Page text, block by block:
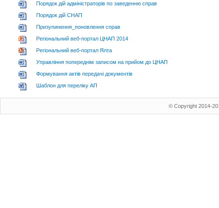
Порядок дій адміністраторів по заведенню справ
Порядок дій СНАП
Призупинення_поновлення справ
Регіональний веб-портал ЦНАП 2014
Регіональний веб-портал Ялта
Управління попереднім записом на прийом до ЦНАП
Формування актів передачі документів
Шаблон для переліку АП
© Copyright 2014-